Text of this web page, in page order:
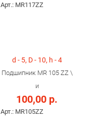
Арт.: MR117ZZ
d - 5, D - 10, h - 4
Подшипник MR 105 ZZ \
и
100,00 р.
Арт.: MR105ZZ